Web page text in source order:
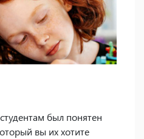
был понятен
вы их хотите